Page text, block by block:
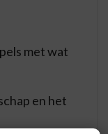
met wat
en het